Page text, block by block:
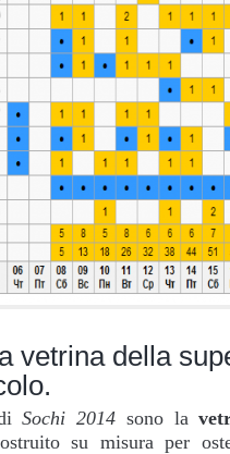
vetrina della
diSochi 2014 sono la
su misura per